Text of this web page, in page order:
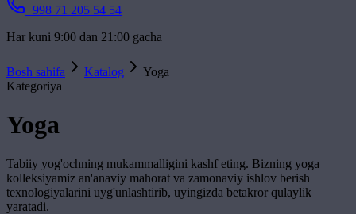
+998 71 205 54 54
Har kuni 9:00 dan 21:00 gacha
Bosh sahifa Katalog
Yoga
Kategoriya
Yoga
Tabiiy yog'ochning mukammalligini kashf eting. Bizning yoga
kolleksiyamiz an'anaviy mahorat va zamonaviy ishlov berish
texnologiyalarini uyg'unlashtirib, uyingizda betakror qulaylik
yaratadi.